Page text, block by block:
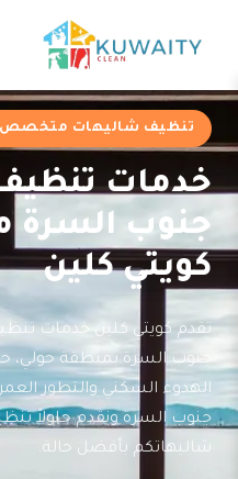
تنظيف شاليهات متخصص
خدمات
جنوب السرة
كويتي كلين
تقدم كويتي كلين خدمات
جنوب السرة بمنطقة حولي،
الهدوء السكني والتطور
جنوب السرة ونقدم حلولاً
شاليهاتكم بأفضل حالة.